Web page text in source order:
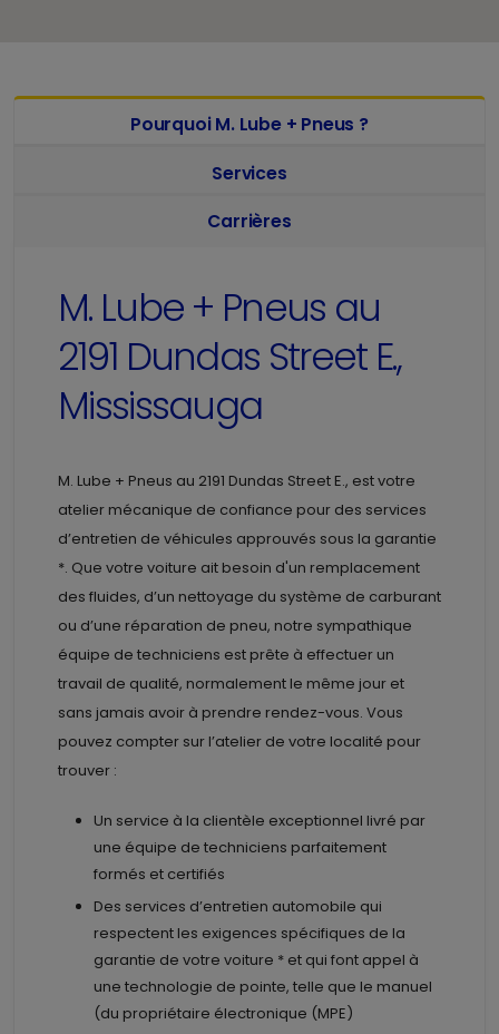
Pourquoi M. Lube + Pneus ?
Services
Carrières
M. Lube + Pneus au
2191 Dundas Street E.,
Mississauga
M. Lube + Pneus au 2191 Dundas Street E., est votre
atelier mécanique de confiance pour des services
d’entretien de véhicules approuvés sous la garantie
*. Que votre voiture ait besoin d'un remplacement
des fluides, d’un nettoyage du système de carburant
ou d’une réparation de pneu, notre sympathique
équipe de techniciens est prête à effectuer un
travail de qualité, normalement le même jour et
sans jamais avoir à prendre rendez-vous. Vous
pouvez compter sur l’atelier de votre localité pour
trouver :
Un service à la clientèle exceptionnel livré par
une équipe de techniciens parfaitement
formés et certifiés
Des services d’entretien automobile qui
respectent les exigences spécifiques de la
garantie de votre voiture * et qui font appel à
une technologie de pointe, telle que le manuel
(du propriétaire électronique (MPE)